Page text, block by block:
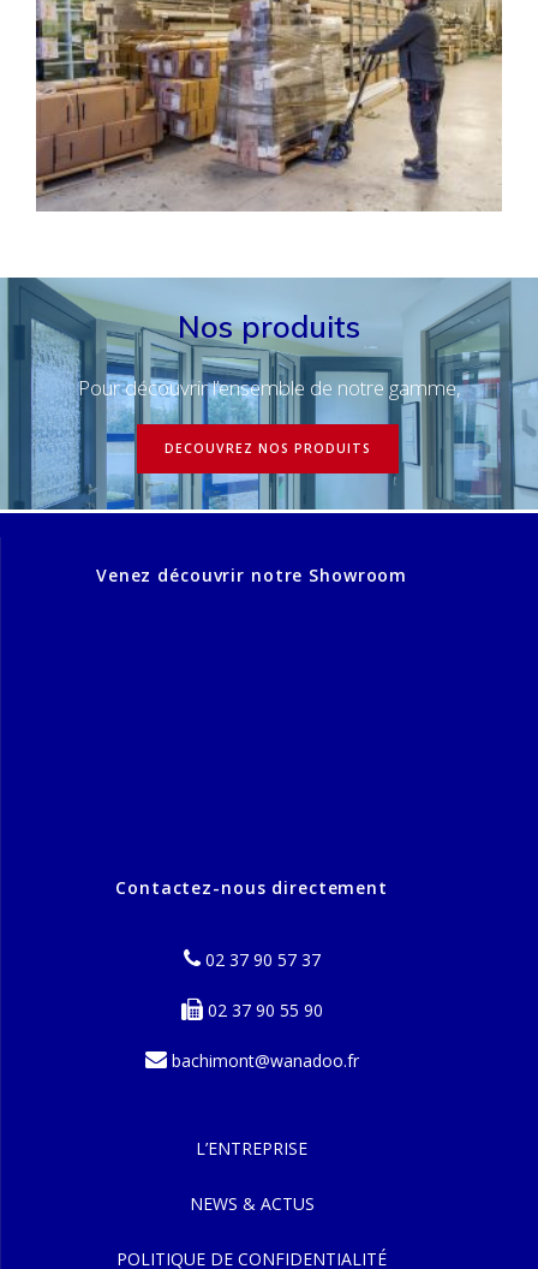
Nos produits
Pour découvrir l’ensemble de notre gamme,
DECOUVREZ NOS PRODUITS
Venez découvrir notre Showroom
Contactez-nous directement
02 37 90 57 37
02 37 90 55 90
bachimont@wanadoo.fr
L’ENTREPRISE
NEWS & ACTUS
POLITIQUE DE CONFIDENTIALITÉ